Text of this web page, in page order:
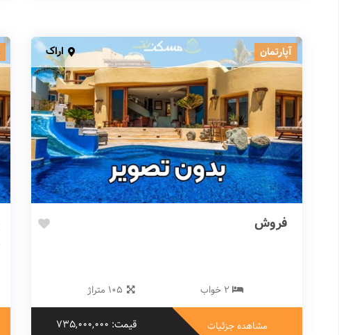
آپارتمان اراک
فروش
2 خواب 105 متراژ
مشاهده جزئیات قیمت: 735,000,000